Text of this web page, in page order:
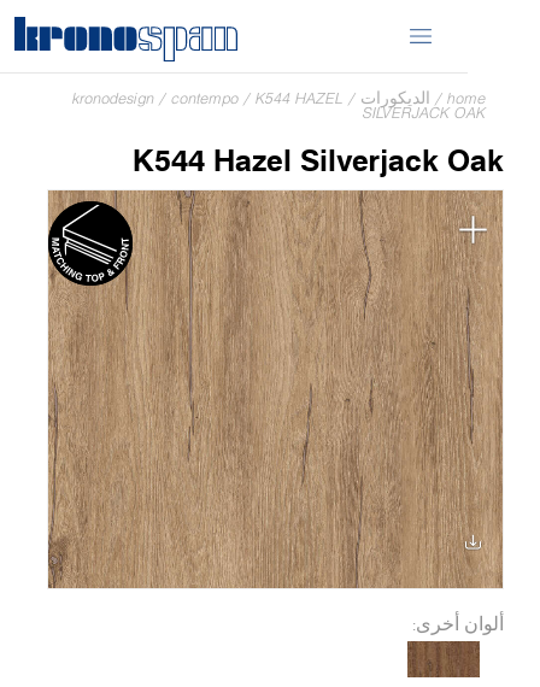
home
/الديكورات/
kronodesign/contempo/ K544 HAZEL
SILVERJACK OAK
K544 Hazel Silverjack Oak
ألوان أخرى: